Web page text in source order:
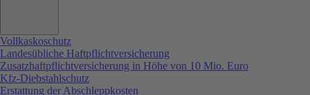
Vollkaskoschutz
Landesübliche Haftpflichtversicherung
Zusatzhaftpflichtversicherung in Höhe von 10 Mio. Euro
Kfz-Diebstahlschutz
Erstattung der Abschleppkosten